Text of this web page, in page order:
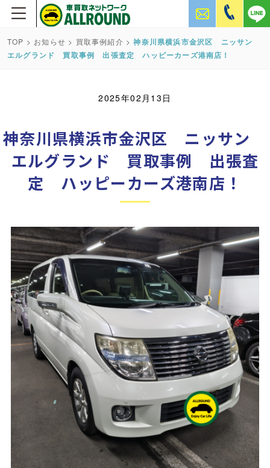
TOP > お知らせ > 買取事例紹介 >神奈川県横浜市金沢区 ニッサン
エルグランド 買取事例 出張査定 ハッピーカーズ港南店！
2025年02月13日
神奈川県横浜市金沢区 ニッサン
エルグランド 買取事例 出張査
定 ハッピーカーズ港南店！